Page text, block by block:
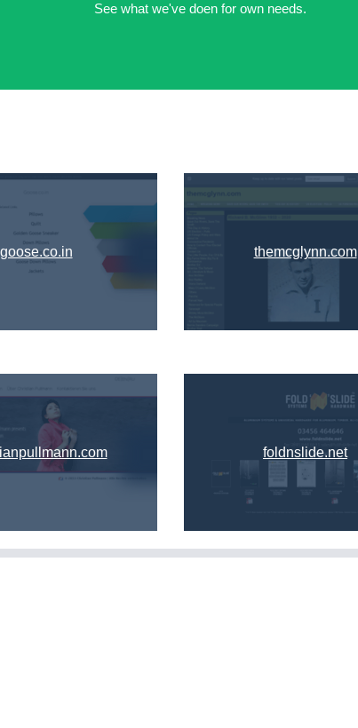
See what we've doen for own needs.
goose.co.in themcglynn.com
foldnslide.net